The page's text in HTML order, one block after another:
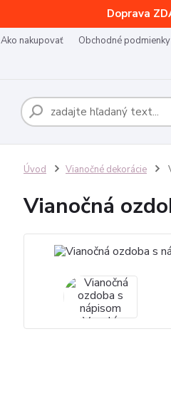
Doprava
Ako nakupovať Obchodné podmienky
Úvod Vianočné dekorácie
Vianočná